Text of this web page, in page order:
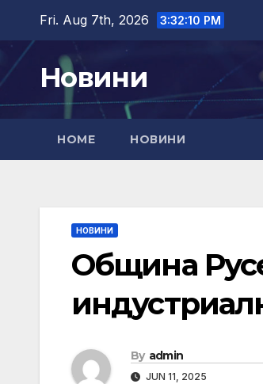
content
Fri. Aug 7th, 2026 3:32:12 PM
Новини
HOME НОВИНИ
НОВИНИ
Община
By admin
JUN 11, 2025